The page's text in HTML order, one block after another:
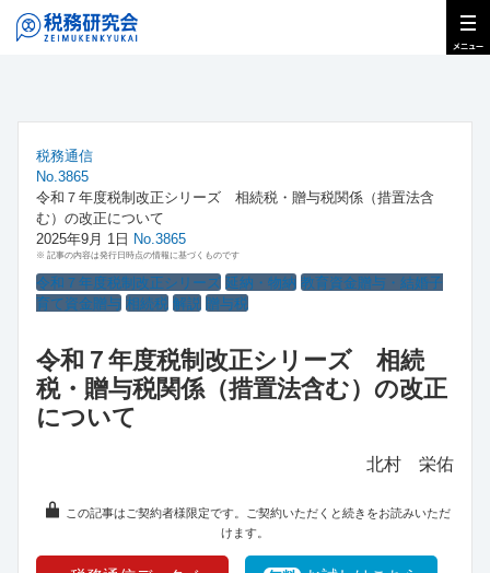
税務通信
No.3865
令和７年度税制改正シリーズ 相続税・贈与税関係（措置法含
む）の改正について
2025年9月 1日 No.3865
※ 記事の内容は発行日時点の情報に基づくものです
令和７年度税制改正シリーズ 延納・物納 教育資金贈与・結婚子
育て資金贈与 相続税 解説 贈与税
令和７年度税制改正シリーズ 相続
税・贈与税関係（措置法含む）の改正
について
北村 栄佑
この記事はご契約者様限定です。ご契約いただくと続きをお読みいただ
けます。